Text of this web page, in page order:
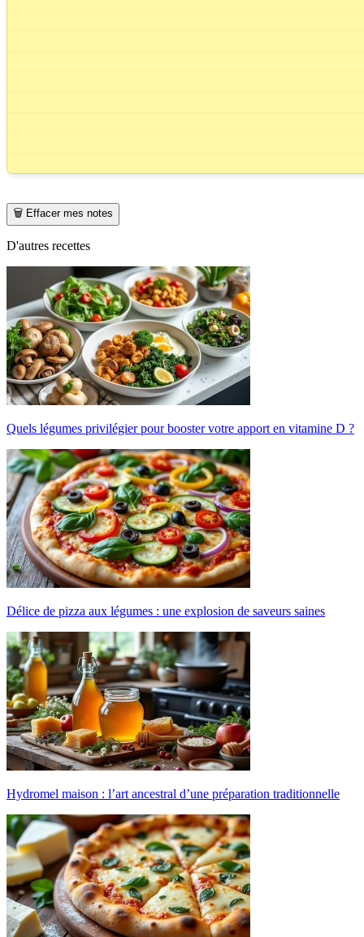
🗑️ Effacer mes notes
D'autres recettes
Quels légumes privilégier pour booster votre apport en vitamine D ?
Délice de pizza aux légumes : une explosion de saveurs saines
Hydromel maison : l’art ancestral d’une préparation traditionnelle